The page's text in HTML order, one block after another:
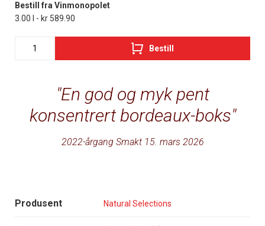
En god og myk pent
konsentrert bordeaux-boks
2022-årgang Smakt 15. mars 2026
Produsent Natural Selections
Bestill fra Vinmonopolet
3.00 l - kr 589.90
Bestill